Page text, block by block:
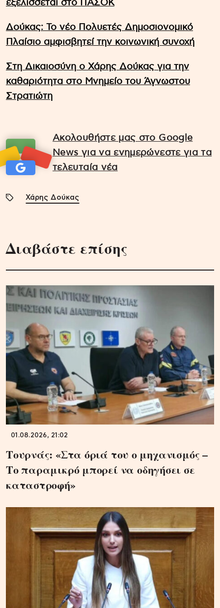
εξελίσσεται στο ΠΑΣΟΚ
Δούκας: Το νέο Πολυετές Δημοσιονομικό
Πλαίσιο αμφισβητεί την κοινωνική συνοχή
Στη Δικαιοσύνη ο Χάρης Δούκας για την
καθαριότητα στο Μνημείο του Άγνωστου
Στρατιώτη
Ακολουθήστε μας στο Google
News για να ενημερώνεστε για τα
τελευταία νέα
Χάρης Δούκας
Διαβάστε επίσης
01.08.2026, 21:02
Τουρνάς: «Στα όριά του ο μηχανισμός –
Το παραμικρό μπορεί να οδηγήσει σε
καταστροφή»